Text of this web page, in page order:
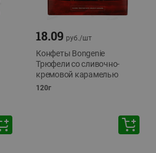
18.09 руб./шт
Конфеты Bongenie
Трюфели со сливочно-
кремовой карамелью
120г